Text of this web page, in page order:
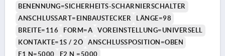
BENENNUNG=SICHERHEITS-SCHARNIERSCHALTER
ANSCHLUSSART=EINBAUSTECKER
LÄNGE=98
BREITE=116
FORM=A
VOREINSTELLUNG=UNIVERSELL
KONTAKTE=1S / 2Ö
ANSCHLUSSPOSITION=OBEN
F1 N=5000
F2 N =5000